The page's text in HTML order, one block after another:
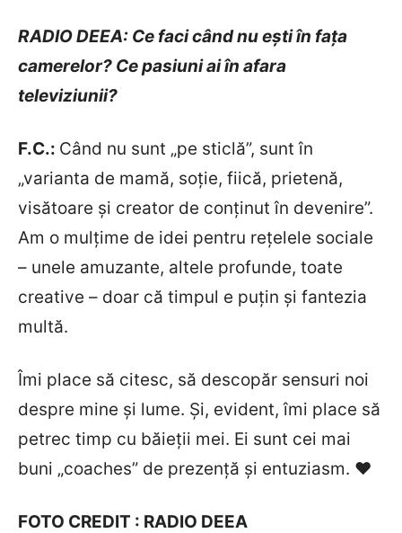
RADIO DEEA: Ce faci când nu ești în fața
camerelor? Ce pasiuni ai în afara
televiziunii?
F.C.: Când nu sunt „pe sticlă”, sunt în
„varianta de mamă, soție, fiică, prietenă,
visătoare și creator de conținut în devenire”.
Am o mulțime de idei pentru rețelele sociale
– unele amuzante, altele profunde, toate
creative – doar că timpul e puțin și fantezia
multă.
Îmi place să citesc, să descopăr sensuri noi
despre mine și lume. Și, evident, îmi place să
petrec timp cu băieții mei. Ei sunt cei mai
buni „coaches” de prezență și entuziasm. ❤
FOTO CREDIT : RADIO DEEA